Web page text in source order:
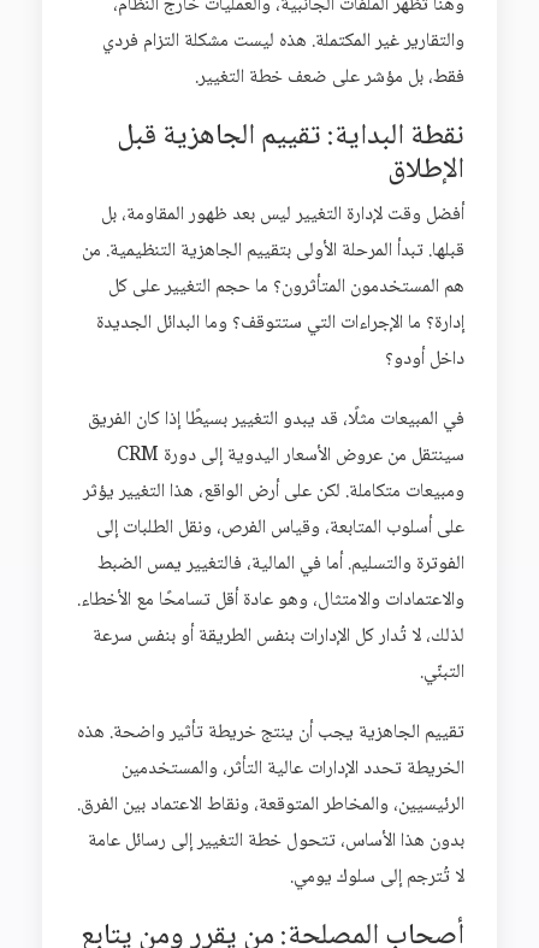
والتقارير غير المكتملة. هذه ليست مشكلة التزام فردي
فقط، بل مؤشر على ضعف خطة التغيير.
نقطة البداية: تقييم الجاهزية قبل
الإطلاق
أفضل وقت لإدارة التغيير ليس بعد ظهور المقاومة، بل
قبلها. تبدأ المرحلة الأولى بتقييم الجاهزية التنظيمية. من
هم المستخدمون المتأثرون؟ ما حجم التغيير على كل
إدارة؟ ما الإجراءات التي ستتوقف؟ وما البدائل الجديدة
داخل أودو؟
في المبيعات مثلًا، قد يبدو التغيير بسيطًا إذا كان الفريق
سينتقل من عروض الأسعار اليدوية إلى دورة CRM
ومبيعات متكاملة. لكن على أرض الواقع، هذا التغيير يؤثر
على أسلوب المتابعة، وقياس الفرص، ونقل الطلبات إلى
الفوترة والتسليم. أما في المالية، فالتغيير يمس الضبط
والاعتمادات والامتثال، وهو عادة أقل تسامحًا مع الأخطاء.
لذلك، لا تُدار كل الإدارات بنفس الطريقة أو بنفس سرعة
التبنّي.
تقييم الجاهزية يجب أن ينتج خريطة تأثير واضحة. هذه
الخريطة تحدد الإدارات عالية التأثر، والمستخدمين
الرئيسيين، والمخاطر المتوقعة، ونقاط الاعتماد بين الفرق.
بدون هذا الأساس، تتحول خطة التغيير إلى رسائل عامة
لا تُترجم إلى سلوك يومي.
أصحاب المصلحة: من يقرر ومن يتابع